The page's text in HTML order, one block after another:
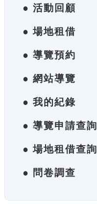
● 活動回顧
● 場地租借
● 導覽預約
● 網站導覽
● 我的紀錄
● 導覽申請查詢
● 場地租借查詢
● 問卷調查